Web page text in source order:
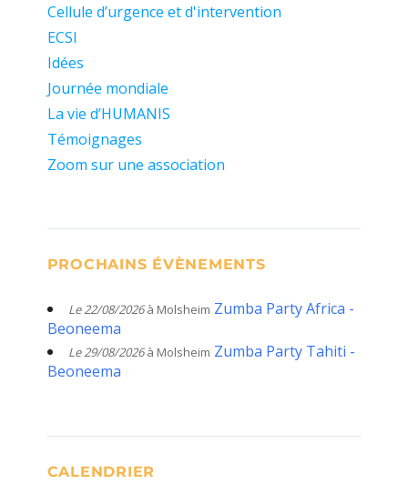
Cellule d’urgence et d'intervention
ECSI
Idées
Journée mondiale
La vie d’HUMANIS
Témoignages
Zoom sur une association
PROCHAINS ÉVÈNEMENTS
Le 22/08/2026à Molsheim Zumba Party Africa -
Beoneema
Le 29/08/2026à Molsheim Zumba Party Tahiti -
Beoneema
CALENDRIER